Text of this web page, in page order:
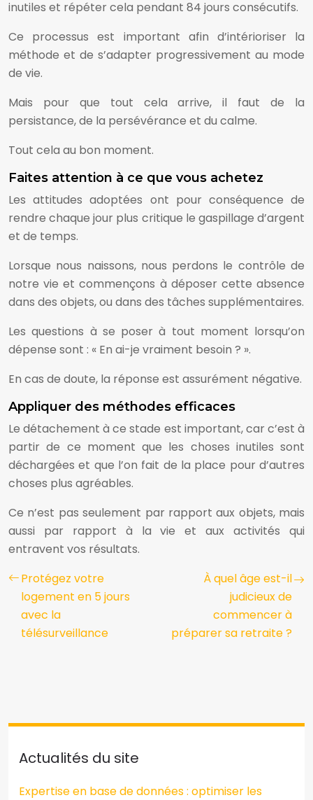
inutiles et répéter cela pendant 84 jours consécutifs.
Ce processus est important afin d’intérioriser la
méthode et de s’adapter progressivement au mode
de vie.
Mais pour que tout cela arrive, il faut de la
persistance, de la persévérance et du calme.
Tout cela au bon moment.
Faites attention à ce que vous achetez
Les attitudes adoptées ont pour conséquence de
rendre chaque jour plus critique le gaspillage d’argent
et de temps.
Lorsque nous naissons, nous perdons le contrôle de
notre vie et commençons à déposer cette absence
dans des objets, ou dans des tâches supplémentaires.
Les questions à se poser à tout moment lorsqu’on
dépense sont : « En ai-je vraiment besoin ? ».
En cas de doute, la réponse est assurément négative.
Appliquer des méthodes efficaces
Le détachement à ce stade est important, car c’est à
partir de ce moment que les choses inutiles sont
déchargées et que l’on fait de la place pour d’autres
choses plus agréables.
Ce n’est pas seulement par rapport aux objets, mais
aussi par rapport à la vie et aux activités qui
entravent vos résultats.
Protégez votre
logement en 5 jours
avec la
télésurveillance
À quel âge est-il
judicieux de
commencer à
préparer sa retraite ?
Actualités du site
Expertise en base de données : optimiser les